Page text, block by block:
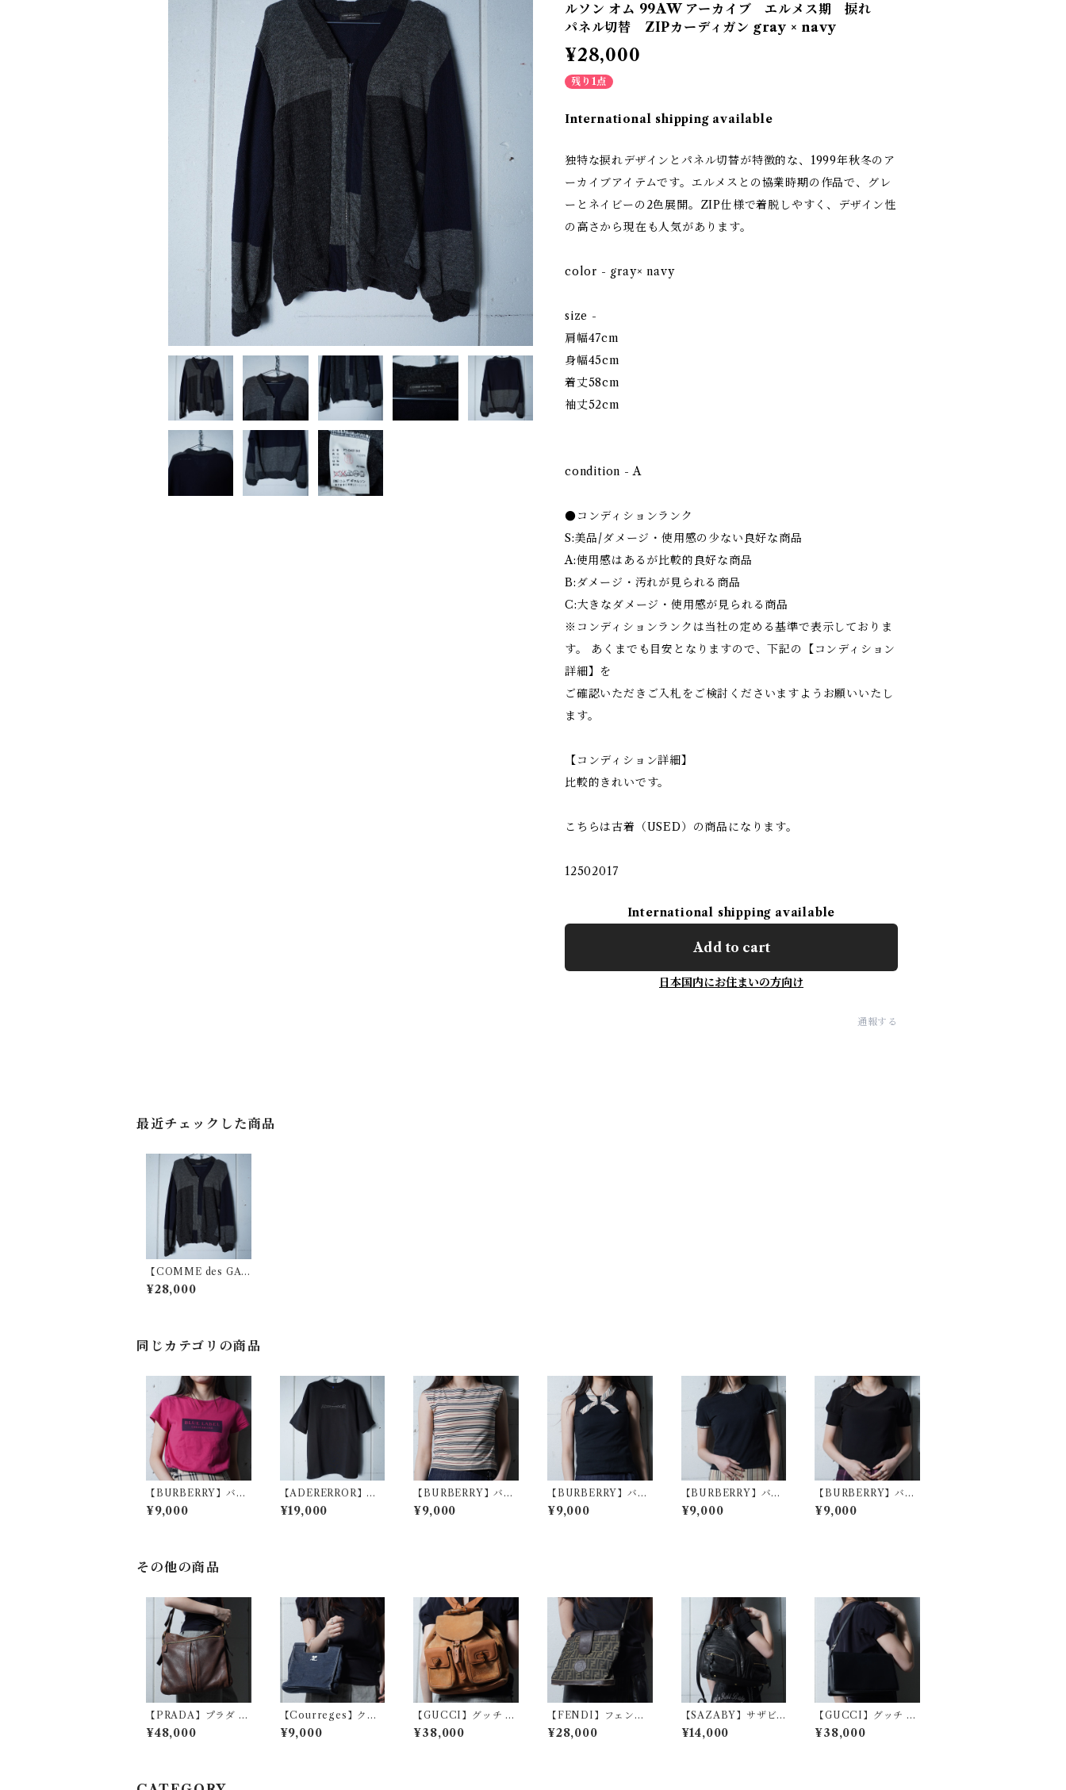
ルソン オム 99AW アーカイブ エルメス期 捩れ
パネル切替 ZIPカーディガン gray × navy
¥28,000
残り1点
International shipping available
独特な捩れデザインとパネル切替が特徴的な、1999年秋冬のア
ーカイブアイテムです。エルメスとの協業時期の作品で、グレ
ーとネイビーの2色展開。ZIP仕様で着脱しやすく、デザイン性
の高さから現在も人気があります。
color - gray× navy
size -
肩幅47cm
身幅45cm
着丈58cm
袖丈52cm
condition - A
●コンディションランク
S:美品/ダメージ・使用感の少ない良好な商品
A:使用感はあるが比較的良好な商品
B:ダメージ・汚れが見られる商品
C:大きなダメージ・使用感が見られる商品
※コンディションランクは当社の定める基準で表示しておりま
す。 あくまでも目安となりますので、下記の【コンディション
詳細】を
ご確認いただきご入札をご検討くださいますようお願いいたし
ます。
【コンディション詳細】
比較的きれいです。
こちらは古着（USED）の商品になります。
12502017
International shipping available
Add to cart
日本国内にお住まいの方向け
通報する
最近チェックした商品
【COMME des GAR
ÇONS HOMME】コ
ムデギャルソン オム 9
ガン gray × navy
¥28,000
同じカテゴリの商品
【BURBERRY】バー
バリー ボックスロゴプ
リント ショートスリー
¥9,000
【ADERERROR】ア
ーダーエラー 未使用品
ロゴ刺繍Tシャツ blac
¥19,000
【BURBERRY】バー
バリー マルチボーダー
ノースリーブカットソ
¥9,000
【BURBERRY】バー
バリー ノヴァチェック
リボンノースリーブカ
¥9,000
【BURBERRY】バー
バリー ノバチェックリ
ンガーTシャツ black
¥9,000
【BURBERRY】バー
バリー ホースロゴ刺繍
ショートスリーブニッ
¥9,000
その他の商品
【PRADA】プラダ ロ
ゴ入レザーショルダー
バッグ brown
¥48,000
【Courreges】クレ
ージュ ロゴ入 デニム
ハンドバッグ indigo
¥9,000
【GUCCI】グッチ バ
ンブースエードバック
パック camel
¥38,000
【FENDI】フェンデ
ィ ズッカ柄レザー・キ
ャンパスショルダーバ
¥28,000
【SAZABY】サザビ
ー "Y2K・dark wea
r" レザー2WAYショル
¥14,000
【GUCCI】グッチ G
ロゴ金具 レザーショル
ダーバッグ black
¥38,000